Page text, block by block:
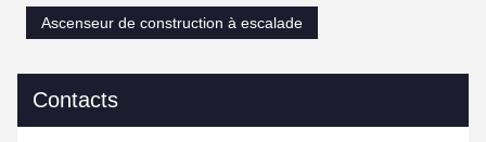
Ascenseur de construction à escalade
Contacts